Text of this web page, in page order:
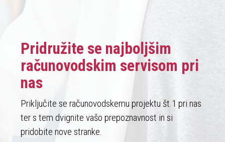
Pridružite se najboljšim
računovodskim servisom pri
nas
Priključite se računovodskemu projektu št.1 pri nas
ter s tem dvignite vašo prepoznavnost in si
pridobite nove stranke.